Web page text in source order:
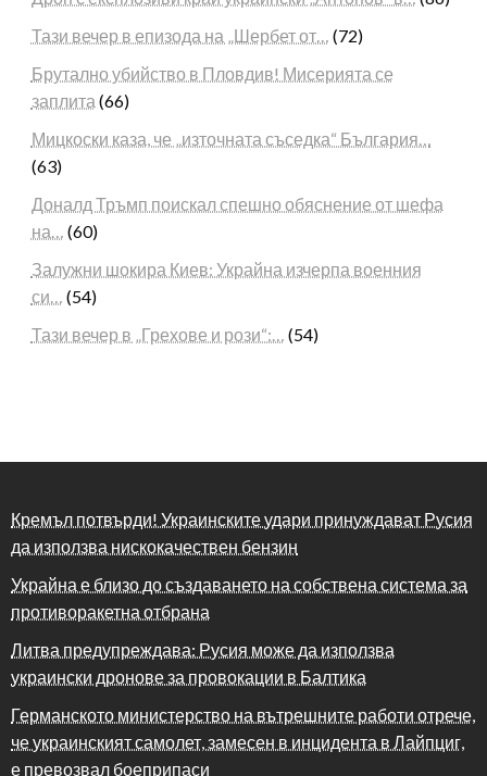
Тази вечер в епизода на „Шербет от… (72)
Брутално убийство в Пловдив! Мисерията се
заплита (66)
Мицкоски каза, че „източната съседка“ България…
(63)
Доналд Тръмп поискал спешно обяснение от шефа
на… (60)
Залужни шокира Киев: Украйна изчерпа военния
си… (54)
Тази вечер в „Грехове и рози“:… (54)
Кремъл потвърди! Украинските удари принуждават Русия
да използва нискокачествен бензин
Украйна е близо до създаването на собствена система за
противоракетна отбрана
Литва предупреждава: Русия може да използва
украински дронове за провокации в Балтика
Германското министерство на вътрешните работи отрече,
че украинският самолет, замесен в инцидента в Лайпциг,
е превозвал боеприпаси